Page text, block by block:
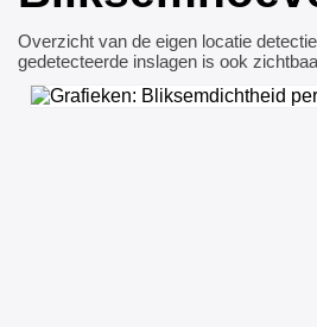
Overzicht van de eigen locatie
gedetecteerde inslagen is ook